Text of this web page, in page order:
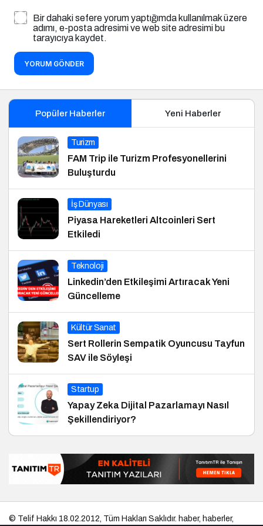
Bir dahaki sefere yorum yaptığımda kullanılmak üzere
adımı, e-posta adresimi ve web site adresimi bu
tarayıcıya kaydet.
YORUM GÖNDER
Popüler Haberler Yeni Haberler
Turizm
FAM Trip ile Turizm Profesyonellerini
Buluşturdu
İş Dünyası
Piyasa Hareketleri Altcoinleri Sert
Etkiledi
Teknoloji
Linkedin’den Etkileşimi Artıracak Yeni
Güncelleme
Kültür Sanat
Sert Rollerin Sempatik Oyuncusu Tayfun
SAV ile Söyleşi
Startup
Yapay Zeka Dijital Pazarlamayı Nasıl
Şekillendiriyor?
© Telif Hakkı 18.02.2012, Tüm Hakları Saklıdır. haber, haberler,